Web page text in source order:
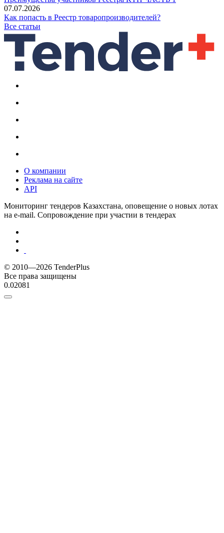
07.07.2026
Как попасть в Реестр товаропроизводителей?
Все статьи
О компании
Реклама на сайте
API
Мониторинг тендеров Казахстана, оповещение о новых лотах
на e-mail. Сопровождение при участии в тендерах
© 2010—2026 TenderPlus
Все права защищены
0.02081